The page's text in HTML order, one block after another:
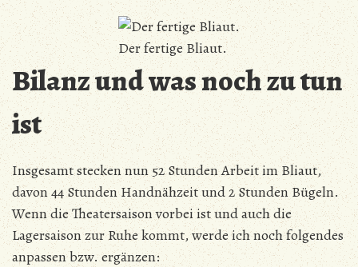
Der fertige Bliaut.
Bilanz und was noch zu tun
ist
Insgesamt stecken nun 52 Stunden Arbeit im Bliaut,
davon 44 Stunden Handnähzeit und 2 Stunden Bügeln.
Wenn die Theatersaison vorbei ist und auch die
Lagersaison zur Ruhe kommt, werde ich noch folgendes
anpassen bzw. ergänzen: